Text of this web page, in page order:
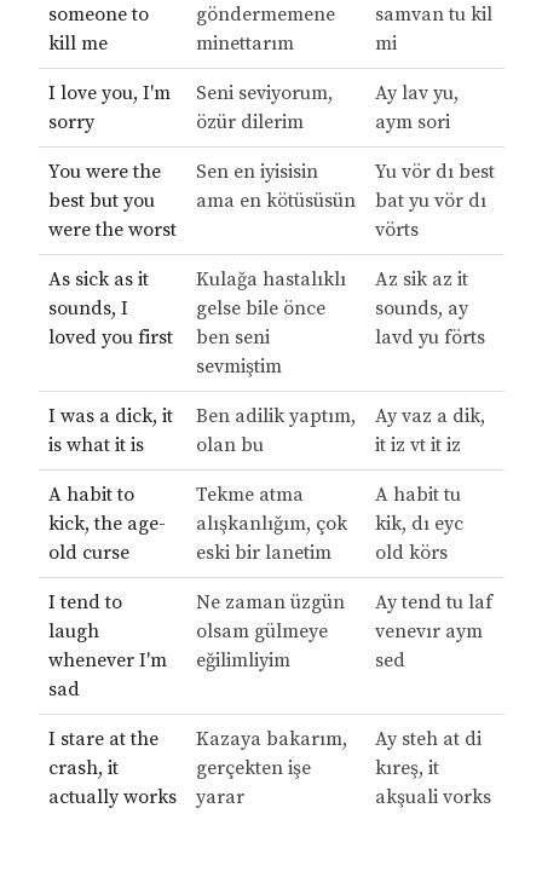
someone to
kill me
göndermemene
minettarım
samvan tu kil
mi
I love you, I'm
sorry
Seni seviyorum,
özür dilerim
Ay lav yu,
aym sori
You were the
best but you
were the worst
Sen en iyisisin
ama en kötüsüsün
Yu vör dı best
bat yu vör dı
vörts
As sick as it
sounds, I
loved you first
Kulağa hastalıklı
gelse bile önce
ben seni
sevmiştim
Az sik az it
sounds, ay
lavd yu förts
I was a dick, it
is what it is
Ben adilik yaptım,
olan bu
Ay vaz a dik,
it iz vt it iz
A habit to
kick, the age-
old curse
Tekme atma
alışkanlığım, çok
eski bir lanetim
A habit tu
kik, dı eyc
old körs
I tend to
laugh
whenever I'm
sad
Ne zaman üzgün
olsam gülmeye
eğilimliyim
Ay tend tu laf
venevır aym
sed
I stare at the
crash, it
actually works
Kazaya bakarım,
gerçekten işe
yarar
Ay steh at di
kıreş, it
akşuali vorks